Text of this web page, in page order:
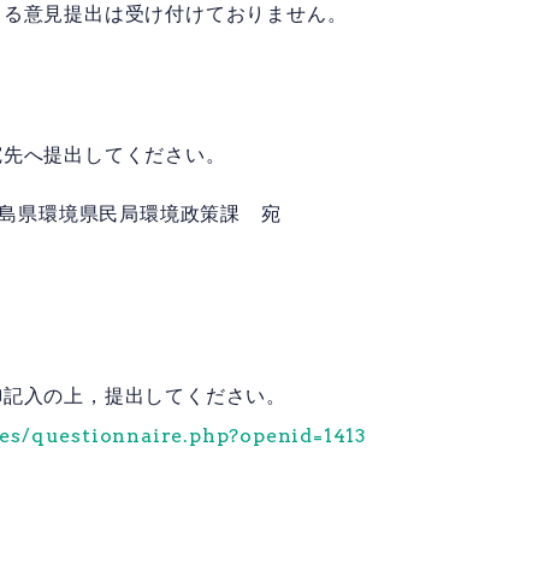
意見提出は受け付けておりません。
へ提出してください。
県環境県民局環境政策課 宛
入の上，提出してください。
questionnaire.php?openid=1413